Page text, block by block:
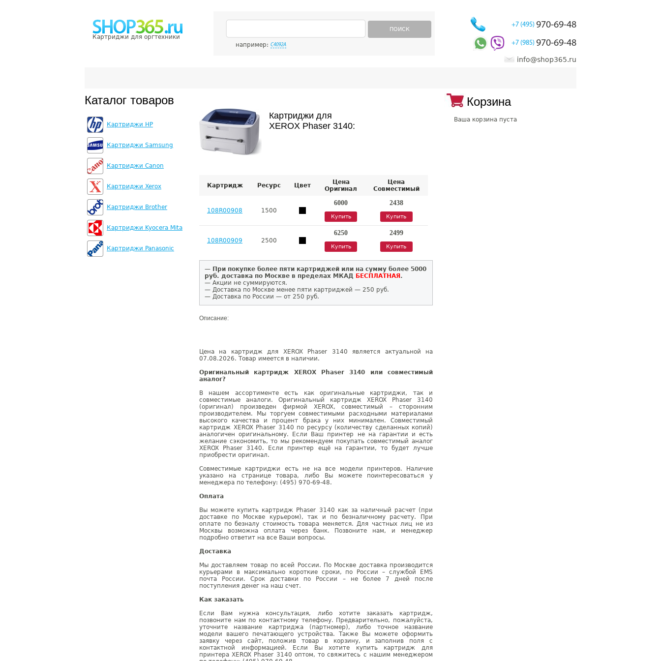
Картриджи для оргтехники
ПОИСК
например: C4092A
+7 (495) 970-69-48
+7 (985) 970-69-48
info@shop365.ru
Каталог товаров
Картриджи HP
Картриджи Samsung
Картриджи Canon
Картриджи Xerox
Картриджи Brother
Картриджи Kyocera Mita
Картриджи Panasonic
Картриджи для
XEROX Phaser 3140:
Картридж Ресурс Цвет
Цена
Оригинал
Цена
Совместимый
108R00908 1500
6000
Купить
2438
Купить
108R00909 2500
6250
Купить
2499
Купить
— При покупке более пяти картриджей или на сумму более 5000
руб. доставка по Москве в пределах МКАД БЕСПЛАТНАЯ .
— Акции не суммируются.
— Доставка по Москве менее пяти картриджей — 250 руб.
— Доставка по России — от 250 руб.
Описание:
Цена на картридж для XEROX Phaser 3140 является актуальной на
07.08.2026. Товар имеется в наличии.
Оригинальный картридж XEROX Phaser 3140 или совместимый
аналог?
В нашем ассортименте есть как оригинальные картриджи, так и
совместимые аналоги. Оригинальный картридж XEROX Phaser 3140
(оригинал) произведен фирмой XEROX, совместимый – сторонним
производителем. Мы торгуем совместимыми расходными материалами
высокого качества и процент брака у них минимален. Совместимый
картридж XEROX Phaser 3140 по ресурсу (количеству сделанных копий)
аналогичен оригинальному. Если Ваш принтер не на гарантии и есть
желание сэкономить, то мы рекомендуем покупать совместимый аналог
XEROX Phaser 3140. Если принтер ещё на гарантии, то будет лучше
приобрести оригинал.
Совместимые картриджи есть не на все модели принтеров. Наличие
указано на странице товара, либо Вы можете поинтересоваться у
менеджера по телефону: (495) 970-69-48.
Оплата
Вы можете купить картридж Phaser 3140 как за наличный расчет (при
доставке по Москве курьером), так и по безналичному расчету. При
оплате по безналу стоимость товара меняется. Для частных лиц не из
Москвы возможна оплата через банк. Позвоните нам, и менеджер
подробно ответит на все Ваши вопросы.
Доставка
Мы доставляем товар по всей России. По Москве доставка производится
курьерами в максимально короткие сроки, по России – службой EMS
почта России. Срок доставки по России – не более 7 дней после
поступления денег на наш счет.
Как заказать
Если Вам нужна консультация, либо хотите заказать картридж,
позвоните нам по контактному телефону. Предварительно, пожалуйста,
уточните название картриджа (партномер), либо точное название
модели вашего печатающего устройства. Также Вы можете оформить
заявку через сайт, положив товар в корзину, и заполнив поля с
контактной информацией. Если Вы хотите купить картридж для
принтера XEROX Phaser 3140 оптом, то свяжитесь с нашим менеджером
Корзина
Ваша корзина пуста